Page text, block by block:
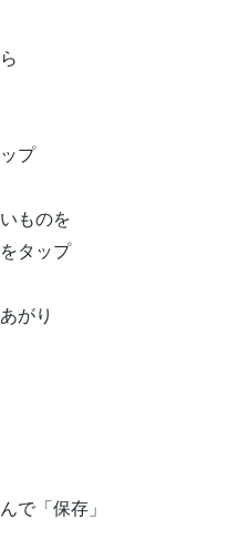
プ
ものを
タップ
がり
で「保存」